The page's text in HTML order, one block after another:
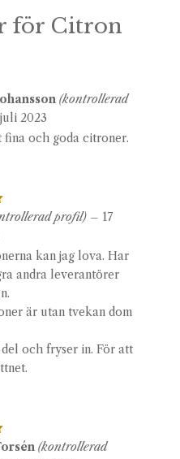
för Citron
(kontrollerad
2023
fina och goda citroner.
profil) – 17
kan jag lova. Har
andra leverantörer
är utan tvekan dom
del och fryser in. För att
(kontrollerad